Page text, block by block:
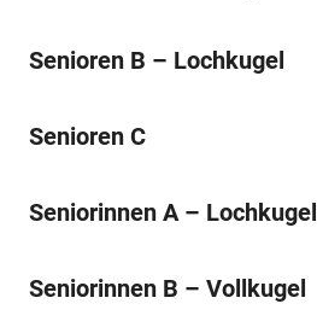
Senioren B – Lochkugel
Senioren C
Seniorinnen A – Lochkugel
Seniorinnen B – Vollkugel